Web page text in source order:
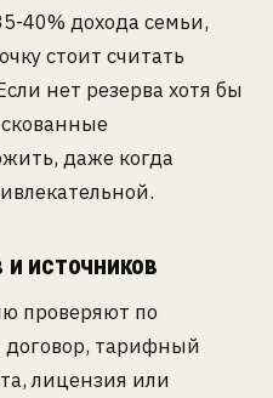
40% дохода семьи,
стоит считать
нет резерва хотя бы
даже когда
источников
проверяют по
тарифный
лицензия или